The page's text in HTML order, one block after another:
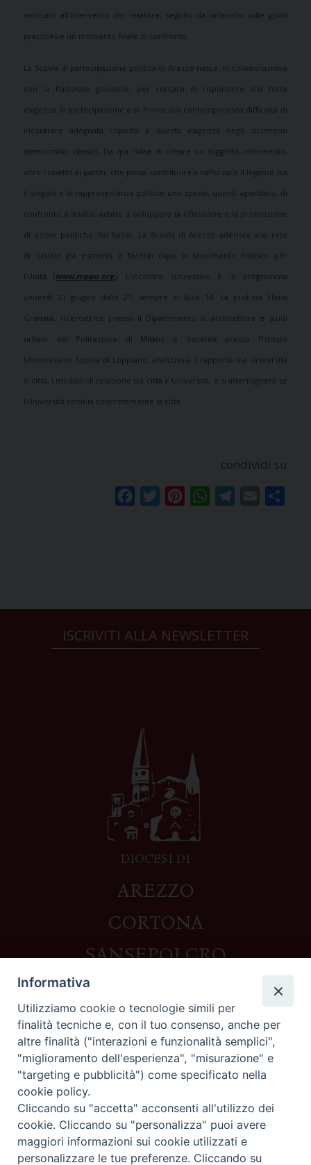
dedicato all’intervento del relatore, seguito da un’analisi sulle good
practices e un momento finale di confronto.
La Scuola di partecipazione politica di Arezzo nasce, in collaborazione
con la Pastorale giovanile, per cercare di rispondere alla forte
esigenza di partecipazione e di fronte alla contemporanea difficoltà di
incontrare adeguata risposta a questa esigenza negli strumenti
democratici classici. Da qui l’idea di creare un soggetto intermedio,
altro rispetto ai partiti, che possa contribuire a rafforzare il legame tra
il singolo e la rappresentanza politica; uno spazio, quindi, apartitico, di
confronto e analisi, adatto a sviluppare la riflessione e la promozione
di azioni politiche dal basso. La Scuola di Arezzo aderisce alla rete
di Scuole già esistenti e facenti capo al Movimento Politico per
l’Unità ( www.mppu.org ). L’incontro successivo è in programma
venerdì 21 giugno dalle 21, sempre in Aula 14. La prof.ssa Elena
Granata, ricercatrice presso il Dipartimento di architettura e studi
urbani del Politecnico di Milano e docente presso l’Istituto
Universitario Sophia di Loppiano, analizzerà il rapporto tra Università
e città, i modelli di relazione tra città e Università, e si interrogherà se
l’Università cambia concretamente la città.
condividi su
FacebookTwitterPinterestWhatsAppTelegram
Email
ISCRIVITI ALLA NEWSLETTER
DIOCESI DI
AREZZO
CORTONA
SANSEPOLCRO
Contatti
Piazza del Duomo,1 - 52100 Arezzo
segreteria@diocesi.arezzo.it
Informativa privacy
Seguici su
Informativa
Utilizziamo cookie o tecnologie simili per
finalità tecniche e, con il tuo consenso, anche per
altre finalità ("interazioni e funzionalità semplici",
"miglioramento dell'esperienza", "misurazione" e
"targeting e pubblicità") come specificato nella
cookie policy.
Cliccando su "accetta" acconsenti all'utilizzo dei
cookie. Cliccando su "personalizza" puoi avere
maggiori informazioni sui cookie utilizzati e
personalizzare le tue preferenze. Cliccando su